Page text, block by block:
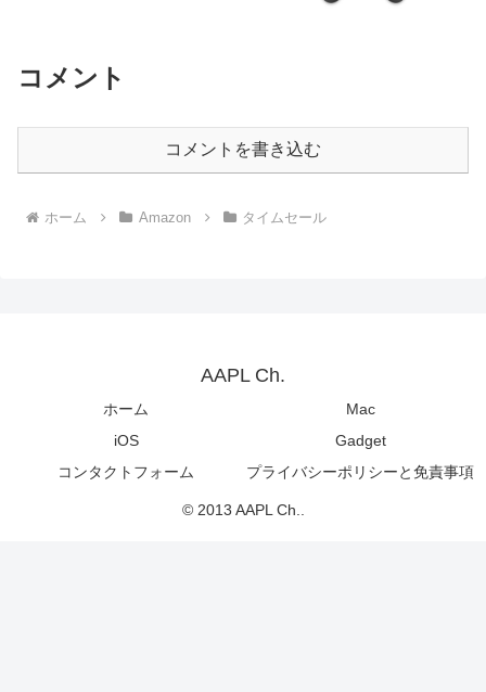
コメント
コメントを書き込む
ホーム Amazon タイムセール
AAPL Ch.
ホーム
Mac
iOS
Gadget
コンタクトフォーム
プライバシーポリシーと免責事項
© 2013 AAPL Ch..